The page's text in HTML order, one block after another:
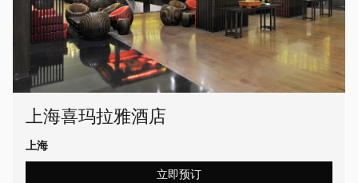
上海喜玛拉雅酒店
上海
立即预订